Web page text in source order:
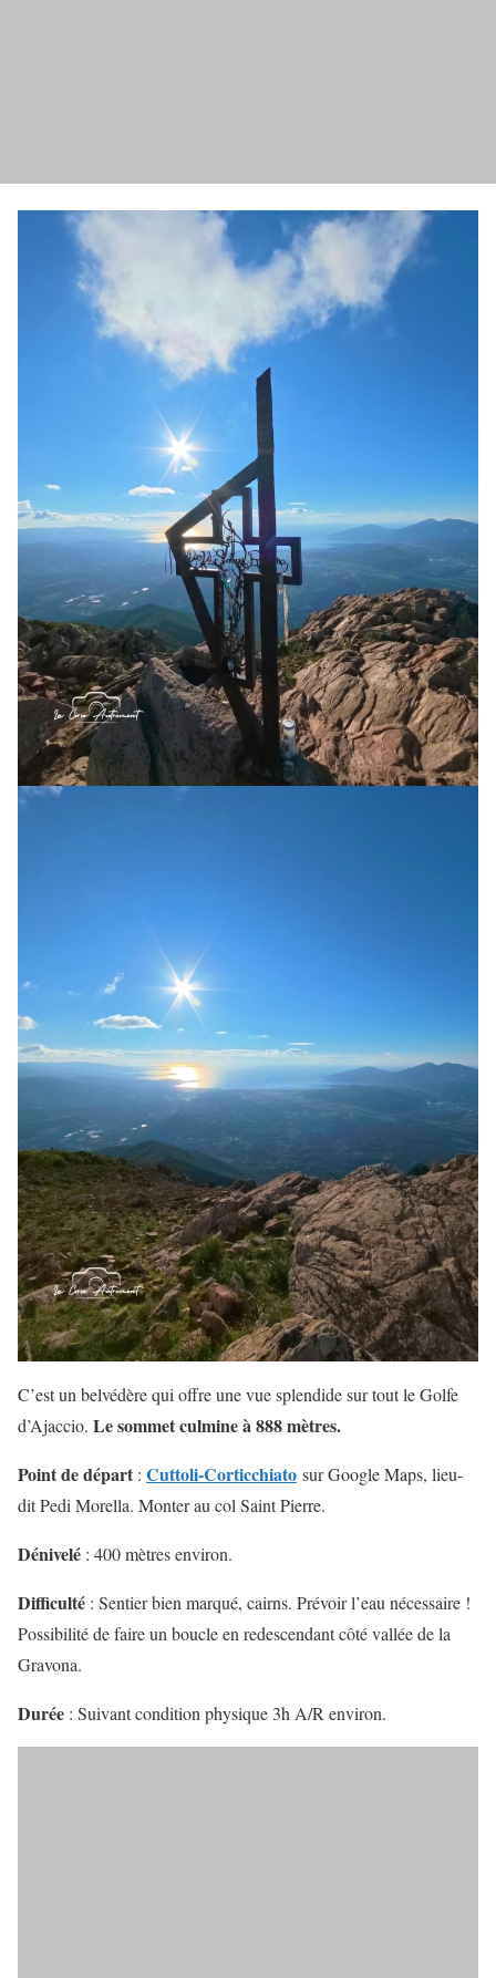
C’est un belvédère qui offre une vue splendide sur tout le Golfe
d’Ajaccio. Le sommet culmine à 888 mètres.
Point de départ : Cuttoli-Corticchiato sur Google Maps, lieu-
dit Pedi Morella. Monter au col Saint Pierre.
Dénivelé : 400 mètres environ.
Difficulté : Sentier bien marqué, cairns. Prévoir l’eau nécessaire !
Possibilité de faire un boucle en redescendant côté vallée de la
Gravona.
Durée : Suivant condition physique 3h A/R environ.